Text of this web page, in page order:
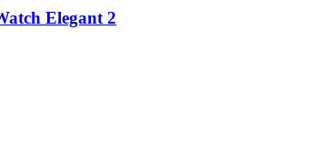
Elegant 2